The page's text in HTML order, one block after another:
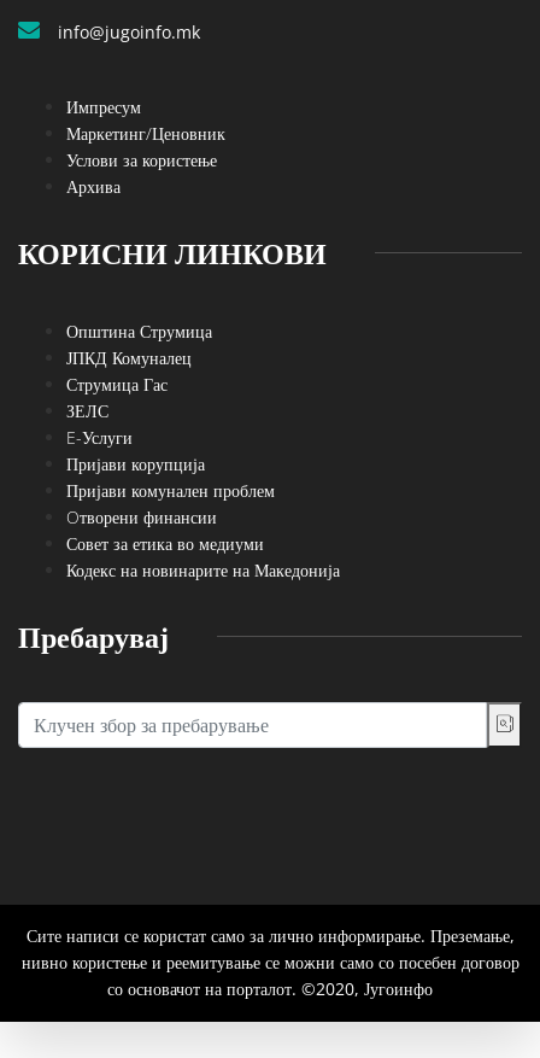
info@jugoinfo.mk
Импресум
Маркетинг/Ценовник
Услови за користење
Архива
КОРИСНИ ЛИНКОВИ
Општина Струмица
ЈПКД Комуналец
Струмица Гас
ЗЕЛС
E-Услуги
Пријави корупција
Пријави комунален проблем
Oтворени финансии
Совет за етика во медиуми
Кодекс на новинарите на Македонија
Пребарувај
Сите написи се користат само за лично информирање. Преземање,
нивно користење и реемитување се можни само со посебен договор
со основачот на порталот. ©2020, Југоинфо